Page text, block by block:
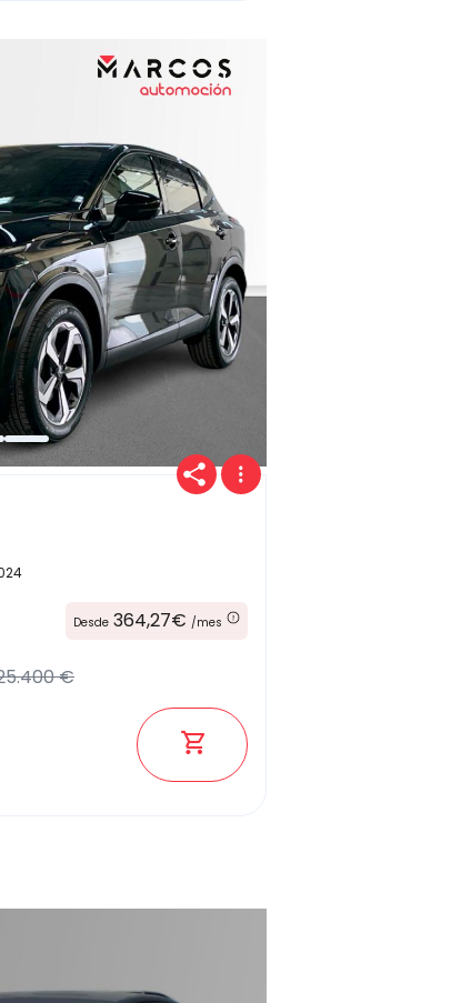
Desde 364,27€ /mes
€